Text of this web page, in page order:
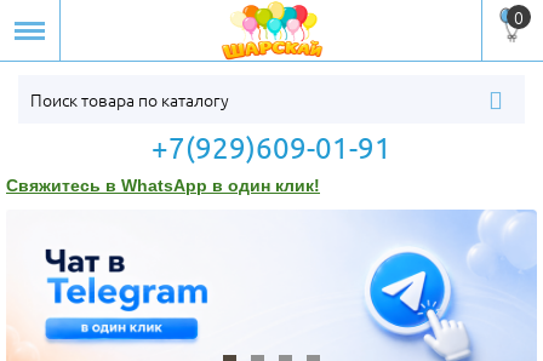
0
+7(929)609-01-91
Свяжитесь в WhatsApp в один клик!